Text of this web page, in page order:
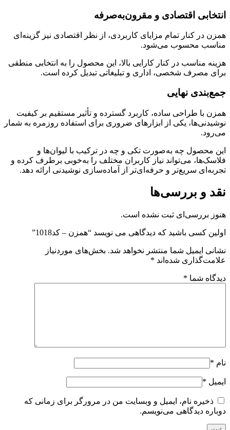
انتخابی اقتصادی و مقرون‌به‌صرفه
همزن در کنار تمام مزایای کاربردی، از نظر اقتصادی نیز گزینه‌ای
مناسب محسوب می‌شود.
هزینه مناسب در کنار کارایی بالا، این محصول را به انتخابی منطقی
برای مصرف شخصی، اداری و تبلیغاتی تبدیل کرده است.
جمع‌بندی نهایی
همزن با طراحی ساده، کاربرد گسترده و تأثیر مستقیم بر کیفیت
نوشیدنی‌ها، یکی از ابزارهای ضروری برای استفاده روزمره به شمار
می‌رود.
این محصول چه به‌صورت تکی و چه در ترکیب با لیوان‌ها و
فلاسک‌ها، می‌تواند نیاز کاربران مختلف را به‌خوبی برطرف کرده و
تجربه‌ای سریع‌تر و حرفه‌ای‌تر از آماده‌سازی نوشیدنی ارائه دهد.
نقد و بررسی‌ها
هنوز بررسی‌ای ثبت نشده است.
اولین کسی باشید که دیدگاهی می نویسد “همزن – کد1018”
نشانی ایمیل شما منتشر نخواهد شد. بخش‌های موردنیاز
علامت‌گذاری شده‌اند *
دیدگاه شما *
نام *
ایمیل *
ذخیره نام، ایمیل و وبسایت من در مرورگر برای زمانی که
دوباره دیدگاهی می‌نویسم.